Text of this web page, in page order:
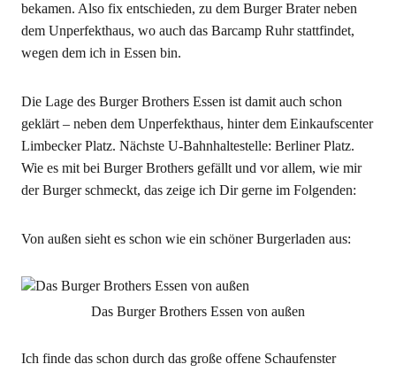
bekamen. Also fix entschieden, zu dem Burger Brater neben
dem Unperfekthaus, wo auch das Barcamp Ruhr stattfindet,
wegen dem ich in Essen bin.
Die Lage des Burger Brothers Essen ist damit auch schon
geklärt – neben dem Unperfekthaus, hinter dem Einkaufscenter
Limbecker Platz. Nächste U-Bahnhaltestelle: Berliner Platz.
Wie es mit bei Burger Brothers gefällt und vor allem, wie mir
der Burger schmeckt, das zeige ich Dir gerne im Folgenden:
Von außen sieht es schon wie ein schöner Burgerladen aus:
Das Burger Brothers Essen von außen
Ich finde das schon durch das große offene Schaufenster